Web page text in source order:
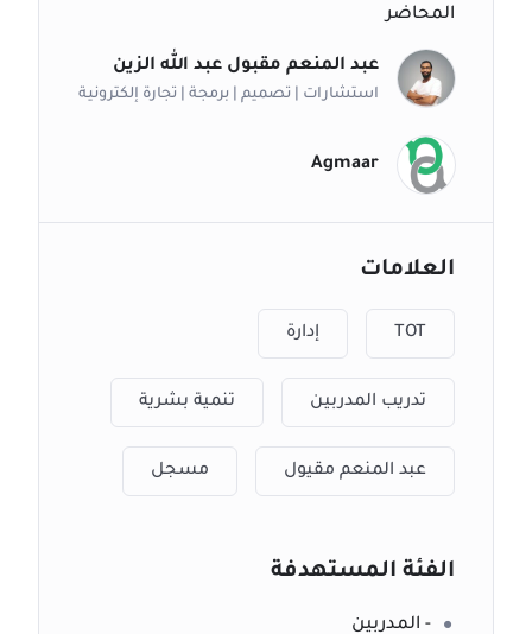
المحاضر
عبد المنعم مقبول عبد الله الزين
استشارات | تصميم | برمجة | تجارة إلكترونية
Agmaar
العلامات
TOT إدارة
تدريب المدربين تنمية بشرية
عبد المنعم مقيول مسجل
الفئة المستهدفة
- المدربين